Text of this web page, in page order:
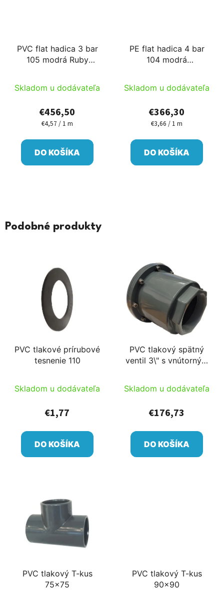
PVC flat hadica 3 bar
105 modrá Ruby
Skladom u dodávateľa
€456,50
Jednotková
€4,57 / 1 m
DO KOŠÍKA
PE flat hadica 4 bar
104 modrá
Skladom u dodávateľa
€366,30
Jednotková
€3,66 / 1 m
DO KOŠÍKA
Podobné produkty
PVC tlakové prírubové
tesnenie 110
Skladom u dodávateľa
€1,77
DO KOŠÍKA
PVC tlakový spätný
ventil 3\" s vnútorným
Skladom u dodávateľa
€176,73
DO KOŠÍKA
PVC tlakový T-kus
75x75
PVC tlakový T-kus
90x90